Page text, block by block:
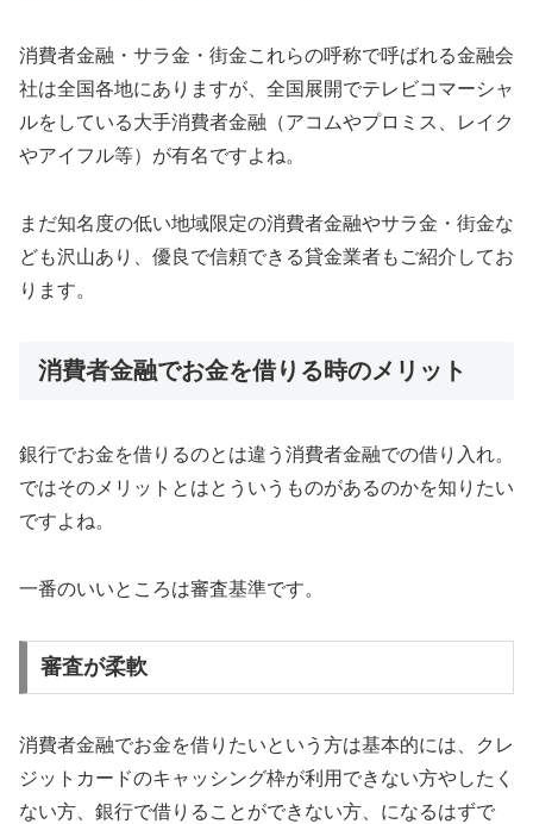
消費者金融・サラ金・街金これらの呼称で呼ばれる金融会
社は全国各地にありますが、全国展開でテレビコマーシャ
ルをしている大手消費者金融（アコムやプロミス、レイク
やアイフル等）が有名ですよね。
まだ知名度の低い地域限定の消費者金融やサラ金・街金な
ども沢山あり、優良で信頼できる貸金業者もご紹介してお
ります。
消費者金融でお金を借りる時のメリット
銀行でお金を借りるのとは違う消費者金融での借り入れ。
ではそのメリットとはとういうものがあるのかを知りたい
ですよね。
一番のいいところは審査基準です。
審査が柔軟
消費者金融でお金を借りたいという方は基本的には、クレ
ジットカードのキャッシング枠が利用できない方やしたく
ない方、銀行で借りることができない方、になるはずで